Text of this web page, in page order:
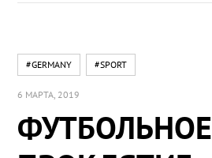
#GERMANY #SPORT
6 МАРТА, 2019
ФУТБОЛЬНОЕ